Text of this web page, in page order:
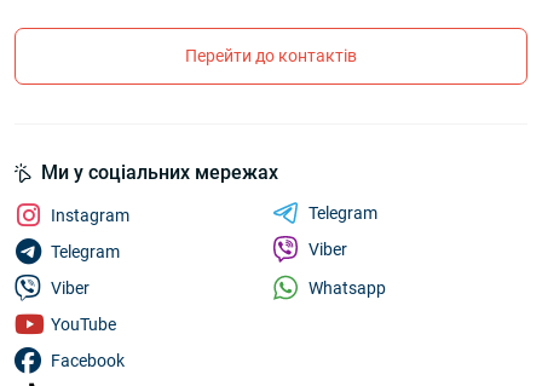
Перейти до контактів
Ми у соціальних мережах
Instagram
Telegram
Viber
YouTube
Facebook
Telegram
Viber
Whatsapp